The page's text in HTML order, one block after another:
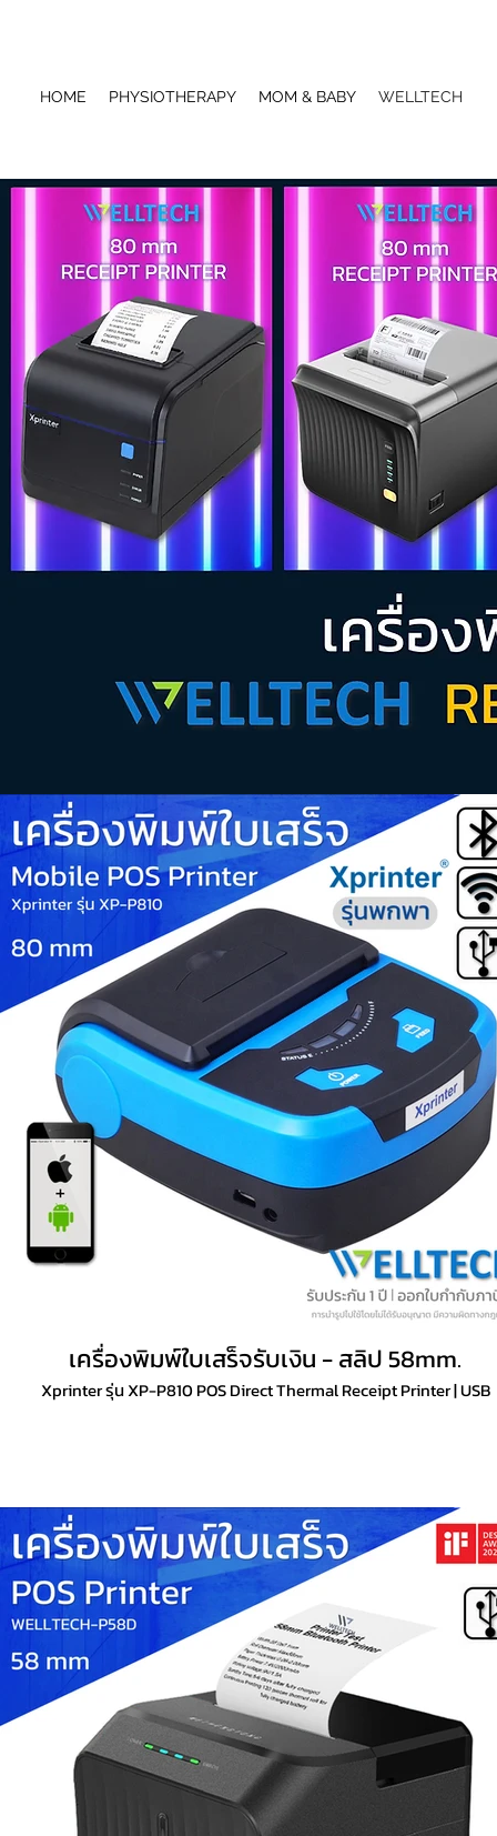
HOME PHYSIOTHERAPY MOM & BABY WELLTECH
เครื่องพิมพ์ใบเสร็จรับเงิน - สลิป 58mm.
Xprinter รุ่น XP-P810 POS Direct Thermal Receipt Printer | USB